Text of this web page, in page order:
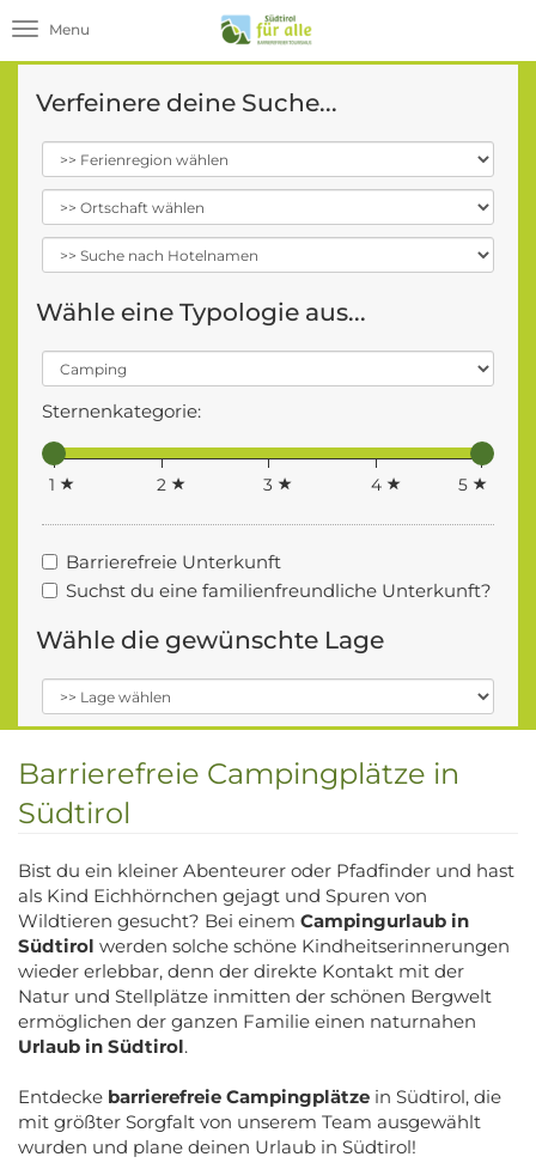
Toggle navigation
Verfeinere deine Suche...
Wähle eine Typologie aus...
Sternenkategorie:
1 2 3 4 5
Barrierefreie Unterkunft
Suchst du eine familienfreundliche Unterkunft?
Wähle die gewünschte Lage
Barrierefreie Campingplätze in
Südtirol
Bist du ein kleiner Abenteurer oder Pfadfinder und hast
als Kind Eichhörnchen gejagt und Spuren von
Wildtieren gesucht? Bei einem Campingurlaub in
Südtirol werden solche schöne Kindheitserinnerungen
wieder erlebbar, denn der direkte Kontakt mit der
Natur und Stellplätze inmitten der schönen Bergwelt
ermöglichen der ganzen Familie einen naturnahen
Urlaub in Südtirol.
Entdecke barrierefreie Campingplätze in Südtirol, die
mit größter Sorgfalt von unserem Team ausgewählt
wurden und plane deinen Urlaub in Südtirol!